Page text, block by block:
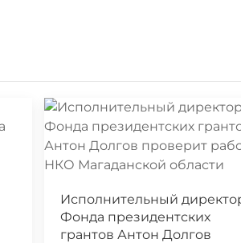
Исполнительный
Фонда президентских
грантов Антон Долгов